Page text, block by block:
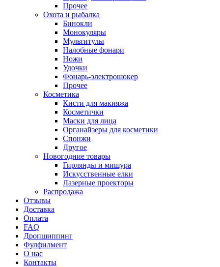
Прочее
Охота и рыбалка
Бинокли
Монокуляры
Мультитулы
Налобные фонари
Ножи
Удочки
Фонарь-электрошокер
Прочее
Косметика
Кисти для макияжа
Косметички
Маски для лица
Органайзеры для косметики
Спонжи
Другое
Новогодние товары
Гирлянды и мишура
Искусственные елки
Лазерные проекторы
Распродажа
Отзывы
Доставка
Оплата
FAQ
Дропшиппинг
Фулфилмент
О нас
Контакты